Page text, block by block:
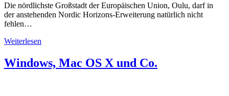
Die nördlichste Großstadt der Europäischen Union, Oulu, darf in
der anstehenden Nordic Horizons-Erweiterung natürlich nicht
fehlen…
Weiterlesen
Windows, Mac OS X und Co.